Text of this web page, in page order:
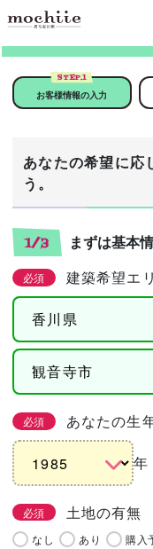
STEP.1
お客様情報の入力
あなたの希望に応
う。
1/3 まずは基本
必須 建築希望エ
必須 あなたの生
年
必須 土地の有無
なし あり 購入